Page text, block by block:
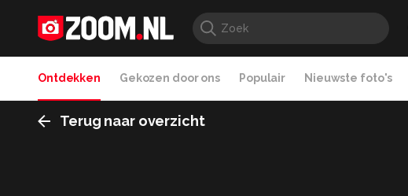
Ontdekken Gekozen door ons Populair Nieuwste foto's
Terug naar overzicht